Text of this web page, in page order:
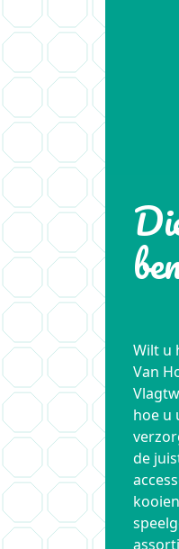
Wilt u
Van
hoe u
de